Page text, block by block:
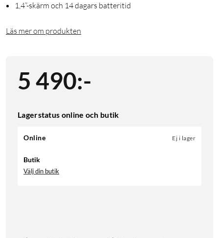
1,4”-skärm och 14 dagars batteritid
Läs mer om produkten
5 490:-
Lagerstatus online och butik
Online Ej i lager
Butik
Välj din butik